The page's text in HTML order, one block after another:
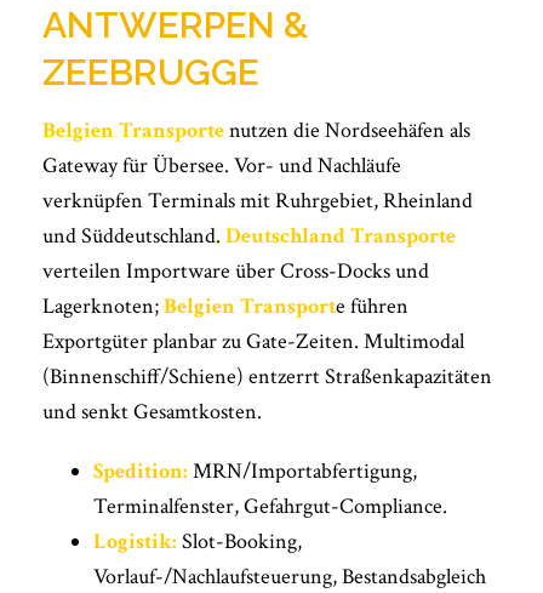
ANTWERPEN &
ZEEBRUGGE
Belgien Transportenutzen die Nordseehäfen als
Gateway für Übersee. Vor- und Nachläufe
verknüpfen Terminals mit Ruhrgebiet, Rheinland
und Süddeutschland. Deutschland Transporte
verteilen Importware über Cross-Docks und
Lagerknoten;Belgien Transporte führen
Exportgüter planbar zu Gate-Zeiten. Multimodal
(Binnenschiff/Schiene) entzerrt Straßenkapazitäten
und senkt Gesamtkosten.
Spedition: MRN/Importabfertigung,
Terminalfenster, Gefahrgut-Compliance.
Logistik: Slot-Booking,
Vorlauf-/Nachlaufsteuerung, Bestandsabgleich